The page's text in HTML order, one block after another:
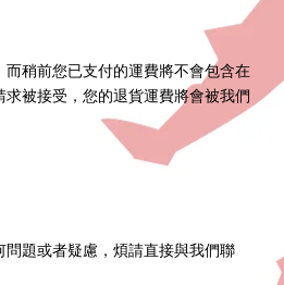
稍前您已支付的運費將不會包含在
被接受，您的退貨運費將會被我們
題或者疑慮，煩請直接與我們聯